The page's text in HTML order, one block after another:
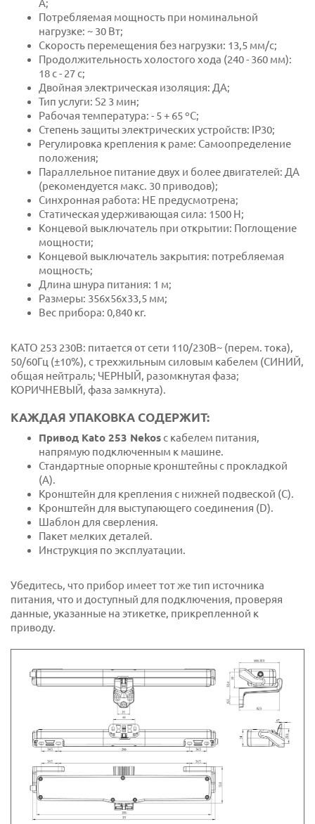
А;
Потребляемая мощность при номинальной
нагрузке: ~ 30 Вт;
Скорость перемещения без нагрузки: 13,5 мм/с;
Продолжительность холостого хода (240 - 360 мм):
18 с - 27 с;
Двойная электрическая изоляция: ДА;
Тип услуги: S2 3 мин;
Рабочая температура: - 5 + 65 ºC;
Степень защиты электрических устройств: IP30;
Регулировка крепления к раме: Самоопределение
положения;
Параллельное питание двух и более двигателей: ДА
(рекомендуется макс. 30 приводов);
Синхронная работа: НЕ предусмотрена;
Статическая удерживающая сила: 1500 Н;
Концевой выключатель при открытии: Поглощение
мощности;
Концевой выключатель закрытия: потребляемая
мощность;
Длина шнура питания: 1 м;
Размеры: 356х56х33,5 мм;
Вес прибора: 0,840 кг.
KATO 253 230В: питается от сети 110/230В~ (перем. тока),
50/60Гц (±10%), с трехжильным силовым кабелем (СИНИЙ,
общая нейтраль; ЧЕРНЫЙ, разомкнутая фаза;
КОРИЧНЕВЫЙ, фаза замкнута).
КАЖДАЯ УПАКОВКА СОДЕРЖИТ:
Привод Kato 253 Nekosс кабелем питания,
напрямую подключенным к машине.
Стандартные опорные кронштейны с прокладкой
(A).
Кронштейн для крепления с нижней подвеской (C).
Кронштейн для выступающего соединения (D).
Шаблон для сверления.
Пакет мелких деталей.
Инструкция по эксплуатации.
Убедитесь, что прибор имеет тот же тип источника
питания, что и доступный для подключения, проверяя
данные, указанные на этикетке, прикрепленной к
приводу.